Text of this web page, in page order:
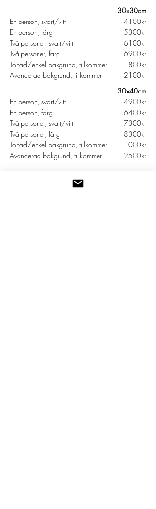
30x30cm
4100kr
5300kr
6100kr
6900kr
800kr
2100kr
En person, svart/vitt
En person, färg
Två personer, svart/vitt
Två personer, färg
Tonad/enkel bakgrund, tillkommer
Avancerad bakgrund, tillkommer
30x40cm
4900kr
6400kr
7300kr
8300kr
1000kr
2500kr
En person, svart/vitt
En person, färg
Två personer, svart/vitt
Två personer, färg
Tonad/enkel bakgrund, tillkommer
Avancerad bakgrund, tillkommer
Priserna ovan gäller de vanligaste typerna av